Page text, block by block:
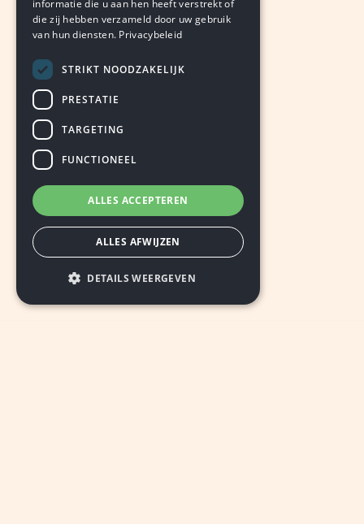
informatie die u aan hen heeft verstrekt of
die zij hebben verzameld door uw gebruik
van hun diensten. Privacybeleid
STRIKT NOODZAKELIJK
PRESTATIE
TARGETING
FUNCTIONEEL
ALLES ACCEPTEREN
ALLES AFWIJZEN
DETAILS WEERGEVEN